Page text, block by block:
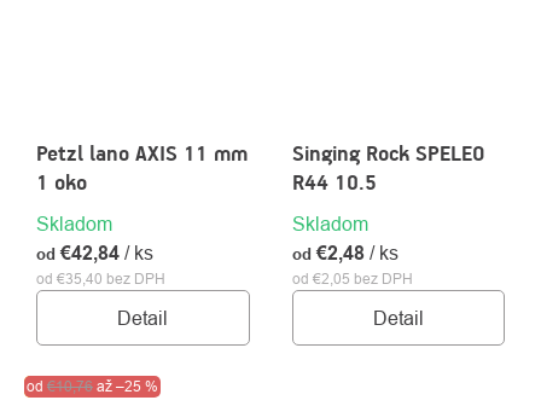
Petzl lano AXIS 11 mm
1 oko
Skladom
od €35,40 bez DPH
od €42,84 / ks
Detail
Singing Rock SPELEO
R44 10.5
Skladom
od €2,05 bez DPH
od €2,48 / ks
Detail
Akcia Výpredaj
od €10,76 až –25 %